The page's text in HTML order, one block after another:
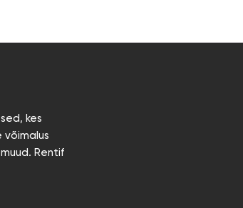
kes
võimalus
Rentif